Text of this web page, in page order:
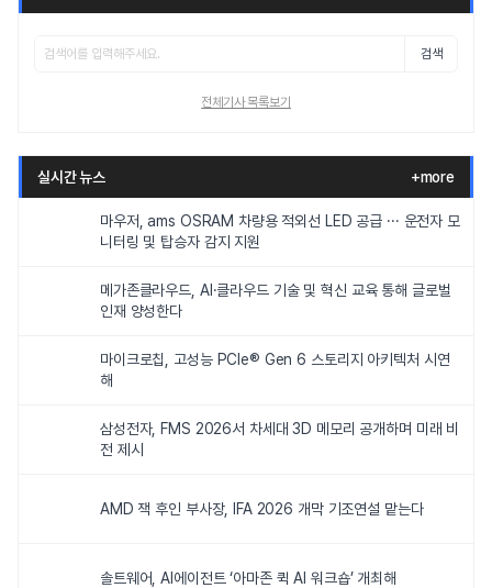
검색
전체기사 목록보기
실시간 뉴스 +more
마우저, ams OSRAM 차량용 적외선 LED 공급 ··· 운전자 모
니터링 및 탑승자 감지 지원
메가존클라우드, AI·클라우드 기술 및 혁신 교육 통해 글로벌
인재 양성한다
마이크로칩, 고성능 PCIe® Gen 6 스토리지 아키텍처 시연
해
삼성전자, FMS 2026서 차세대 3D 메모리 공개하며 미래 비
전 제시
AMD 잭 후인 부사장, IFA 2026 개막 기조연설 맡는다
솔트웨어, AI에이전트 ‘아마존 퀵 AI 워크숍’ 개최해